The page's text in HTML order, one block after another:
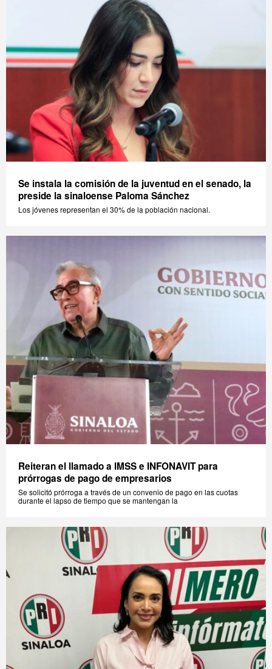
Se instala la comisión de la juventud en el senado, la
preside la sinaloense Paloma Sánchez
Los jóvenes representan el 30% de la población nacional.
Reiteran el llamado a IMSS e INFONAVIT para
prórrogas de pago de empresarios
Se solicitó prórroga a través de un convenio de pago en las cuotas
durante el lapso de tiempo que se mantengan la